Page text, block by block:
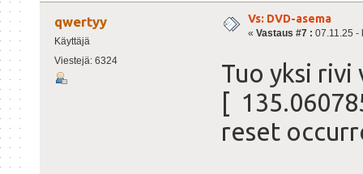
qwertyy
Käyttäjä
Viestejä: 6324
Vs: DVD-asema
« Vastaus #7 : 07.11.25 -
Tuo yksi
[
reset